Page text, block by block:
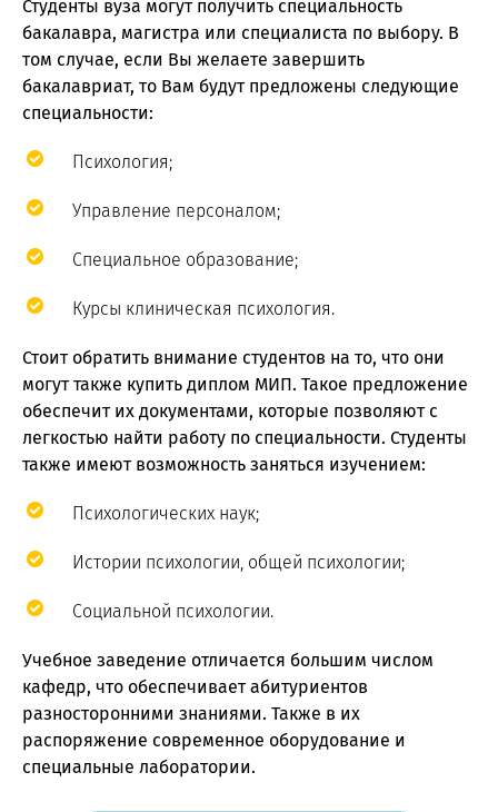
Студенты вуза могут получить специальность
бакалавра, магистра или специалиста по выбору. В
том случае, если Вы желаете завершить
бакалавриат, то Вам будут предложены следующие
специальности:
Психология;
Управление персоналом;
Специальное образование;
Курсы клиническая психология.
Стоит обратить внимание студентов на то, что они
могут также купить диплом МИП. Такое предложение
обеспечит их документами, которые позволяют с
легкостью найти работу по специальности. Студенты
также имеют возможность заняться изучением:
Психологических наук;
Истории психологии, общей психологии;
Социальной психологии.
Учебное заведение отличается большим числом
кафедр, что обеспечивает абитуриентов
разносторонними знаниями. Также в их
распоряжение современное оборудование и
специальные лаборатории.